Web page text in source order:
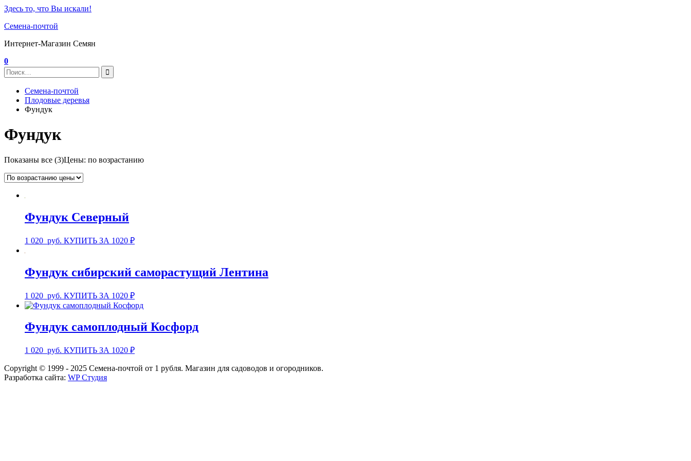
Здесь то, что Вы искали!
Семена-почтой
Интернет-Магазин Семян
0
Семена-почтой
Плодовые деревья
Фундук
Фундук
Показаны все (3)Цены: по возрастанию
Фундук Северный
1 020 руб. КУПИТЬ ЗА 1020 ₽
Фундук сибирский саморастущий Лентина
1 020 руб. КУПИТЬ ЗА 1020 ₽
Фундук самоплодный Косфорд
1 020 руб. КУПИТЬ ЗА 1020 ₽
Copyright © 1999 - 2025 Семена-почтой от 1 рубля. Магазин для садоводов и огородников.
Разработка сайта: WP Студия